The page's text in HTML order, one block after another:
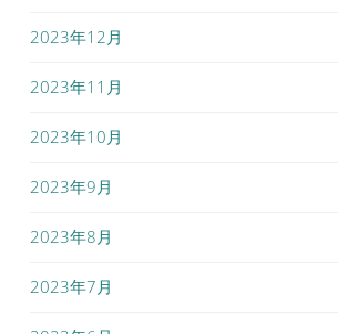
2023年12月
2023年11月
2023年10月
2023年9月
2023年8月
2023年7月